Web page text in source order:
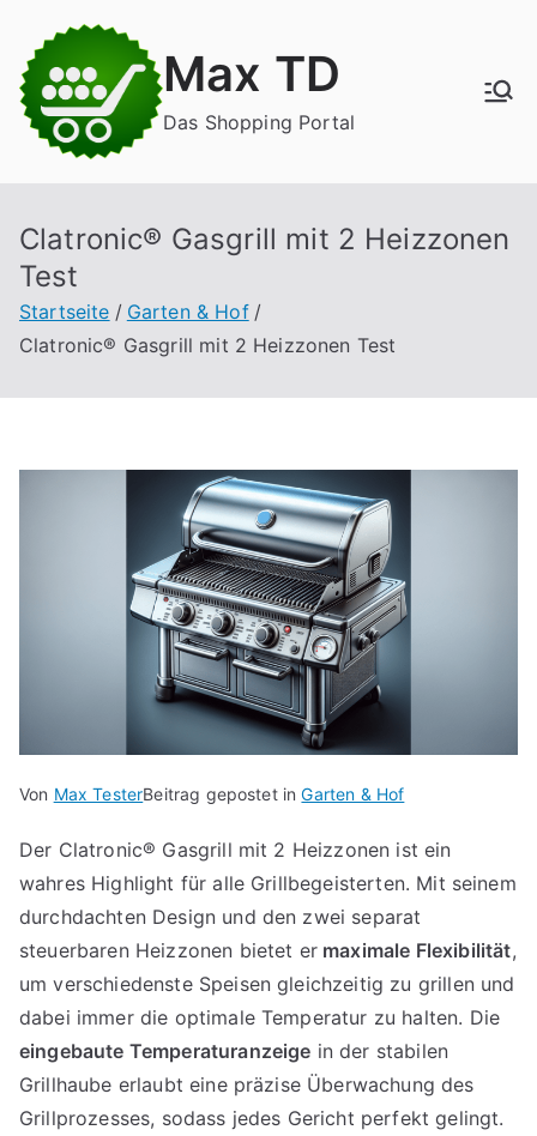
Inhalt
springen
Max TD
Das Shopping Portal
Clatronic® Gasgrill mit 2 Heizzonen
Test
Startseite
Garten & Hof
Clatronic® Gasgrill mit 2 Heizzonen Test
Von Max TesterBeitrag gepostet inGarten & Hof
Der Clatronic® Gasgrill mit 2 Heizzonen ist ein
wahres Highlight für alle Grillbegeisterten. Mit seinem
durchdachten Design und den zwei separat
steuerbaren Heizzonen bietet ermaximale Flexibilität,
um verschiedenste Speisen gleichzeitig zu grillen und
dabei immer die optimale Temperatur zu halten. Die
eingebaute Temperaturanzeige in der stabilen
Grillhaube erlaubt eine präzise Überwachung des
Grillprozesses, sodass jedes Gericht perfekt gelingt.